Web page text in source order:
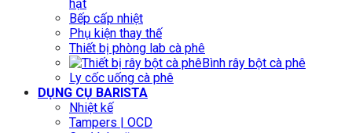
hạt
Bếp cấp nhiệt
Phụ kiện thay thế
Thiết bị phòng lab cà phê
Bình rây bột cà phê
Ly cốc uống cà phê
DỤNG CỤ BARISTA
Nhiệt kế
Tampers | OCD